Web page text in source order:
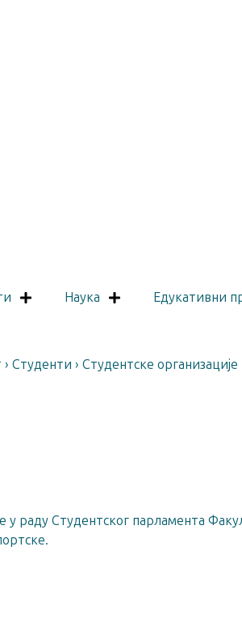
Наука Едукативни
› Студенти › Студентске организације
раду Студентског парламента